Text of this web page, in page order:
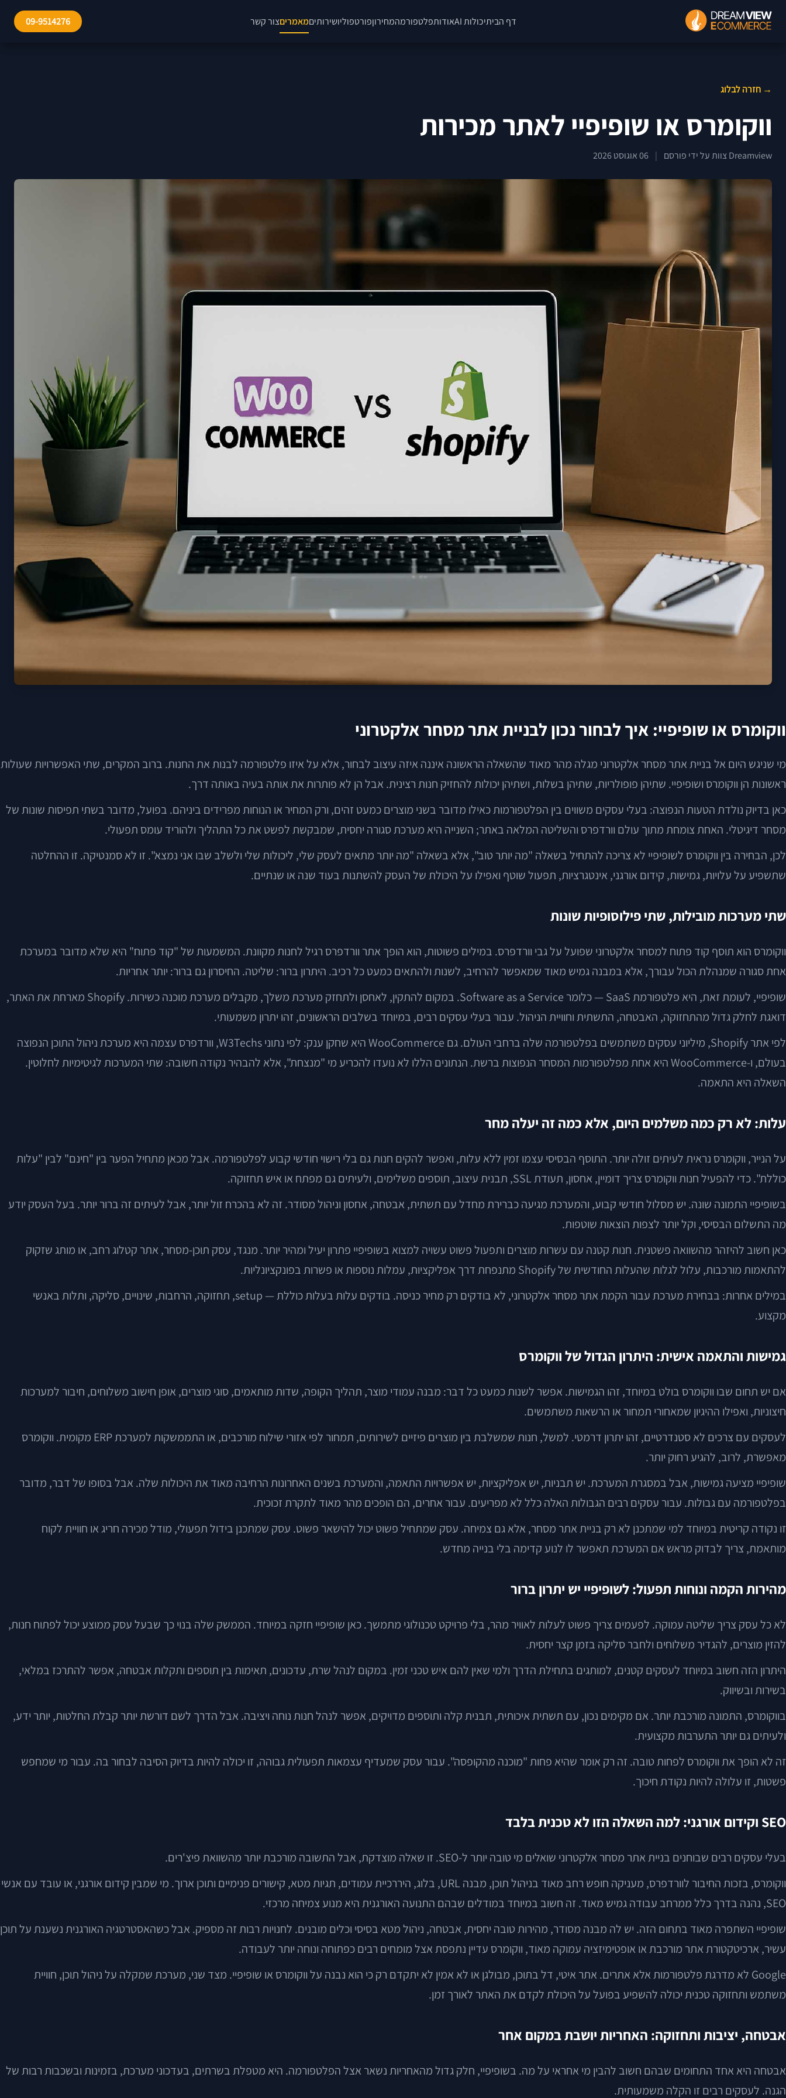
דף הביתיכולות AI אודותפלטפורמהמחירוןפורטפוליושירותיםמאמריםצור קשר 09-9514276
→ חזרה לבלוג
ווקומרס או שופיפיי לאתר מכירות
Dreamview צוות על ידי פורסם | 06 אוגוסט 2026
ווקומרס או שופיפיי: איך לבחור נכון לבניית אתר מסחר אלקטרוני
מי שניגש היום אל בניית אתר מסחר אלקטרוני מגלה מהר מאוד שהשאלה הראשונה איננה איזה עיצוב לבחור, אלא על איזו פלטפורמה לבנות את החנות. ברוב המקרים, שתי האפשרויות שעולות
ראשונות הן ווקומרס ושופיפיי. שתיהן פופולריות, שתיהן בשלות, ושתיהן יכולות להחזיק חנות רצינית. אבל הן לא פותרות את אותה בעיה באותה דרך.
כאן בדיוק נולדת הטעות הנפוצה: בעלי עסקים משווים בין הפלטפורמות כאילו מדובר בשני מוצרים כמעט זהים, ורק המחיר או הנוחות מפרידים ביניהם. בפועל, מדובר בשתי תפיסות שונות של
מסחר דיגיטלי. האחת צומחת מתוך עולם וורדפרס והשליטה המלאה באתר; השנייה היא מערכת סגורה יחסית, שמבקשת לפשט את כל התהליך ולהוריד עומס תפעולי.
לכן, הבחירה בין ווקומרס לשופיפיי לא צריכה להתחיל בשאלה "מה יותר טוב", אלא בשאלה "מה יותר מתאים לעסק שלי, ליכולות שלי ולשלב שבו אני נמצא". זו לא סמנטיקה. זו ההחלטה
שתשפיע על עלויות, גמישות, קידום אורגני, אינטגרציות, תפעול שוטף ואפילו על היכולת של העסק להשתנות בעוד שנה או שנתיים.
שתי מערכות מובילות, שתי פילוסופיות שונות
ווקומרס הוא תוסף קוד פתוח למסחר אלקטרוני שפועל על גבי וורדפרס. במילים פשוטות, הוא הופך אתר וורדפרס רגיל לחנות מקוונת. המשמעות של "קוד פתוח" היא שלא מדובר במערכת
אחת סגורה שמנהלת הכול עבורך, אלא במבנה גמיש מאוד שמאפשר להרחיב, לשנות ולהתאים כמעט כל רכיב. היתרון ברור: שליטה. החיסרון גם ברור: יותר אחריות.
שופיפיי, לעומת זאת, היא פלטפורמת SaaS — כלומר Software as a Service. במקום להתקין, לאחסן ולתחזק מערכת משלך, מקבלים מערכת מוכנה כשירות. Shopify מארחת את האתר,
דואגת לחלק גדול מהתחזוקה, האבטחה, התשתית וחוויית הניהול. עבור בעלי עסקים רבים, במיוחד בשלבים הראשונים, זהו יתרון משמעותי.
לפי אתר Shopify, מיליוני עסקים משתמשים בפלטפורמה שלה ברחבי העולם. גם WooCommerce היא שחקן ענק: לפי נתוני W3Techs, וורדפרס עצמה היא מערכת ניהול התוכן הנפוצה
בעולם, ו-WooCommerce היא אחת מפלטפורמות המסחר הנפוצות ברשת. הנתונים הללו לא נועדו להכריע מי "מנצחת", אלא להבהיר נקודה חשובה: שתי המערכות לגיטימיות לחלוטין.
השאלה היא התאמה.
עלות: לא רק כמה משלמים היום, אלא כמה זה יעלה מחר
על הנייר, ווקומרס נראית לעיתים זולה יותר. התוסף הבסיסי עצמו זמין ללא עלות, ואפשר להקים חנות גם בלי רישוי חודשי קבוע לפלטפורמה. אבל מכאן מתחיל הפער בין "חינם" לבין "עלות
כוללת". כדי להפעיל חנות ווקומרס צריך דומיין, אחסון, תעודת SSL, תבנית עיצוב, תוספים משלימים, ולעיתים גם מפתח או איש תחזוקה.
בשופיפיי התמונה שונה. יש מסלול חודשי קבוע, והמערכת מגיעה כברירת מחדל עם תשתית, אבטחה, אחסון וניהול מסודר. זה לא בהכרח זול יותר, אבל לעיתים זה ברור יותר. בעל העסק יודע
מה התשלום הבסיסי, וקל יותר לצפות הוצאות שוטפות.
כאן חשוב להיזהר מהשוואה פשטנית. חנות קטנה עם עשרות מוצרים ותפעול פשוט עשויה למצוא בשופיפיי פתרון יעיל ומהיר יותר. מנגד, עסק תוכן-מסחר, אתר קטלוג רחב, או מותג שזקוק
להתאמות מורכבות, עלול לגלות שהעלות החודשית של Shopify מתנפחת דרך אפליקציות, עמלות נוספות או פשרות בפונקציונליות.
במילים אחרות: בבחירת מערכת עבור הקמת אתר מסחר אלקטרוני, לא בודקים רק מחיר כניסה. בודקים עלות בעלות כוללת — setup, תחזוקה, הרחבות, שינויים, סליקה, ותלות באנשי
מקצוע.
גמישות והתאמה אישית: היתרון הגדול של ווקומרס
אם יש תחום שבו ווקומרס בולט במיוחד, זהו הגמישות. אפשר לשנות כמעט כל דבר: מבנה עמודי מוצר, תהליך הקופה, שדות מותאמים, סוגי מוצרים, אופן חישוב משלוחים, חיבור למערכות
חיצוניות, ואפילו ההיגיון שמאחורי תמחור או הרשאות משתמשים.
לעסקים עם צרכים לא סטנדרטיים, זהו יתרון דרמטי. למשל, חנות שמשלבת בין מוצרים פיזיים לשירותים, תמחור לפי אזורי שילוח מורכבים, או התממשקות למערכת ERP מקומית. ווקומרס
מאפשרת, לרוב, להגיע רחוק יותר.
שופיפיי מציעה גמישות, אבל במסגרת המערכת. יש תבניות, יש אפליקציות, יש אפשרויות התאמה, והמערכת בשנים האחרונות הרחיבה מאוד את היכולות שלה. אבל בסופו של דבר, מדובר
בפלטפורמה עם גבולות. עבור עסקים רבים הגבולות האלה כלל לא מפריעים. עבור אחרים, הם הופכים מהר מאוד לתקרת זכוכית.
זו נקודה קריטית במיוחד למי שמתכנן לא רק בניית אתר מסחר, אלא גם צמיחה. עסק שמתחיל פשוט יכול להישאר פשוט. עסק שמתכנן בידול תפעולי, מודל מכירה חריג או חוויית לקוח
מותאמת, צריך לבדוק מראש אם המערכת תאפשר לו לנוע קדימה בלי בנייה מחדש.
מהירות הקמה ונוחות תפעול: לשופיפיי יש יתרון ברור
לא כל עסק צריך שליטה עמוקה. לפעמים צריך פשוט לעלות לאוויר מהר, בלי פרויקט טכנולוגי מתמשך. כאן שופיפיי חזקה במיוחד. הממשק שלה בנוי כך שבעל עסק ממוצע יכול לפתוח חנות,
להזין מוצרים, להגדיר משלוחים ולחבר סליקה בזמן קצר יחסית.
היתרון הזה חשוב במיוחד לעסקים קטנים, למותגים בתחילת הדרך ולמי שאין להם איש טכני זמין. במקום לנהל שרת, עדכונים, תאימות בין תוספים ותקלות אבטחה, אפשר להתרכז במלאי,
בשירות ובשיווק.
בווקומרס, התמונה מורכבת יותר. אם מקימים נכון, עם תשתית איכותית, תבנית קלה ותוספים מדויקים, אפשר לנהל חנות נוחה ויציבה. אבל הדרך לשם דורשת יותר קבלת החלטות, יותר ידע,
ולעיתים גם יותר התערבות מקצועית.
זה לא הופך את ווקומרס לפחות טובה. זה רק אומר שהיא פחות "מוכנה מהקופסה". עבור עסק שמעדיף עצמאות תפעולית גבוהה, זו יכולה להיות בדיוק הסיבה לבחור בה. עבור מי שמחפש
פשטות, זו עלולה להיות נקודת חיכוך.
SEO וקידום אורגני: למה השאלה הזו לא טכנית בלבד
בעלי עסקים רבים שבוחנים בניית אתר מסחר אלקטרוני שואלים מי טובה יותר ל-SEO. זו שאלה מוצדקת, אבל התשובה מורכבת יותר מהשוואת פיצ'רים.
ווקומרס, בזכות החיבור לוורדפרס, מעניקה חופש רחב מאוד בניהול תוכן, מבנה URL, בלוג, היררכיית עמודים, תגיות מטא, קישורים פנימיים ותוכן ארוך. מי שמבין קידום אורגני, או עובד עם אנשי
SEO, נהנה בדרך כלל ממרחב עבודה גמיש מאוד. זה חשוב במיוחד במודלים שבהם התנועה האורגנית היא מנוע צמיחה מרכזי.
שופיפיי השתפרה מאוד בתחום הזה. יש לה מבנה מסודר, מהירות טובה יחסית, אבטחה, ניהול מטא בסיסי וכלים מובנים. לחנויות רבות זה מספיק. אבל כשהאסטרטגיה האורגנית נשענת על תוכן
עשיר, ארכיטקטורת אתר מורכבת או אופטימיזציה עמוקה מאוד, ווקומרס עדיין נתפסת אצל מומחים רבים כפתוחה ונוחה יותר לעבודה.
Google לא מדרגת פלטפורמות אלא אתרים. אתר איטי, דל בתוכן, מבולגן או לא אמין לא יתקדם רק כי הוא נבנה על ווקומרס או שופיפיי. מצד שני, מערכת שמקלה על ניהול תוכן, חוויית
משתמש ותחזוקה טכנית יכולה להשפיע בפועל על היכולת לקדם את האתר לאורך זמן.
אבטחה, יציבות ותחזוקה: האחריות יושבת במקום אחר
אבטחה היא אחד התחומים שבהם חשוב להבין מי אחראי על מה. בשופיפיי, חלק גדול מהאחריות נשאר אצל הפלטפורמה. היא מטפלת בשרתים, בעדכוני מערכת, בזמינות ובשכבות רבות של
הגנה. לעסקים רבים זו הקלה משמעותית.